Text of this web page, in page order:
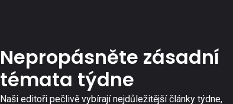
Nepropásněte zásadní
témata týdne
Naši editoři pečlivě vybírají nejdůležitější články týdne,